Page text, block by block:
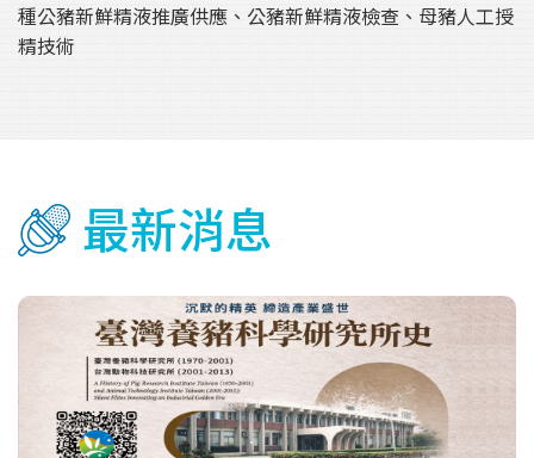
種公豬新鮮精液推廣供應、公豬新鮮精液檢查、母豬人工授
精技術
最新消息